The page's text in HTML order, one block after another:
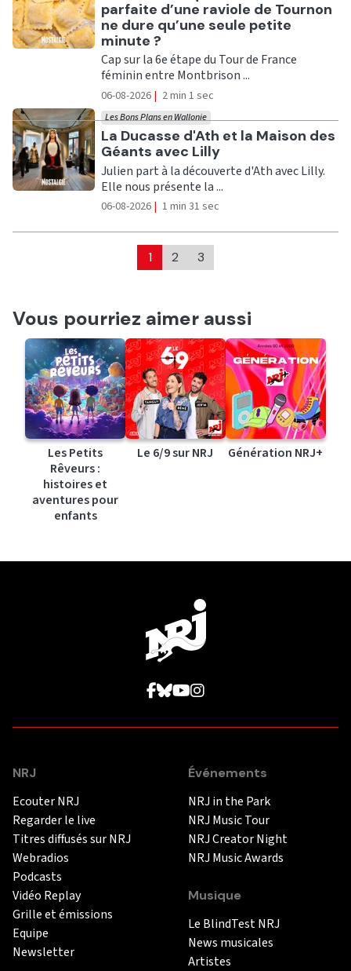
parfaite d’une raviole de Tournon
ne dure qu’une seule petite
minute ?
Cap sur la 6e étape du Tour de France
féminin entre Montbrison ...
06-08-2026 | 2 min 1 sec
Ecouter
La Ducasse d'Ath et la Maison des
Géants avec Lilly
Les Bons Plans en Wallonie
Julien part à la découverte d'Ath avec Lilly.
Elle nous présente la ...
06-08-2026 | 1 min 31 sec
1 2 3
Vous pourriez aimer aussi
Les Petits
Rêveurs :
histoires et
aventures pour
enfants
Le 6/9 sur NRJ Génération NRJ+
NRJ
Ecouter NRJ
Regarder le live
Titres diffusés sur NRJ
Webradios
Podcasts
Vidéo Replay
Grille et émissions
Equipe
Newsletter
Événements
NRJ in the Park
NRJ Music Tour
NRJ Creator Night
NRJ Music Awards
Musique
Le BlindTest NRJ
News musicales
Artistes